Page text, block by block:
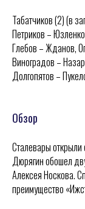
Табатчиков (2) (в
Петриков –
Глебов – Жданов,
Виноградов –
Долгопятов –
Обзор
Сталевары открыли
Дюрягин обошел
Алексея Носкова.
преимущество